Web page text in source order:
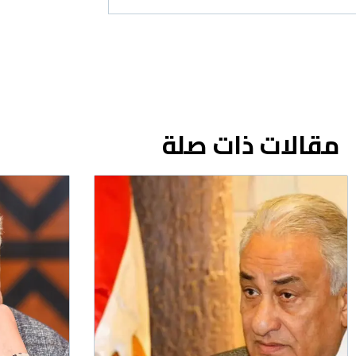
مقالات ذات صلة